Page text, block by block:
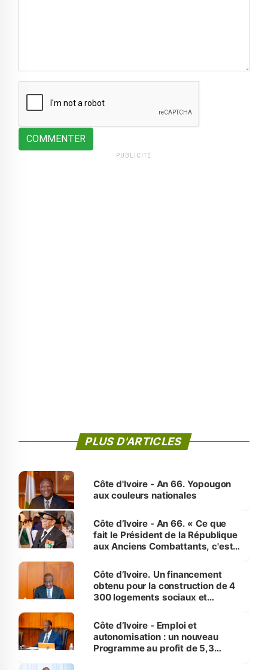
COMMENTER
PUBLICITÉ
PLUS D'ARTICLES
Côte d'Ivoire - An 66. Yopougon
aux couleurs nationales
Côte d’Ivoire - An 66. « Ce que
fait le Président de la République
aux Anciens Combattants, c'est
Côte d’Ivoire. Un financement
obtenu pour la construction de 4
300 logements sociaux et
et Yamoussoukro
Côte d’Ivoire - Emploi et
autonomisation : un nouveau
Programme au profit de 5,3